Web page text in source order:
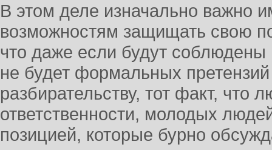
В этом деле изначально важно
возможностям защищать свою
что даже если будут
не будет формальных
разбирательству, тот факт, что
ответственности, молодых
позицией, которые бурно